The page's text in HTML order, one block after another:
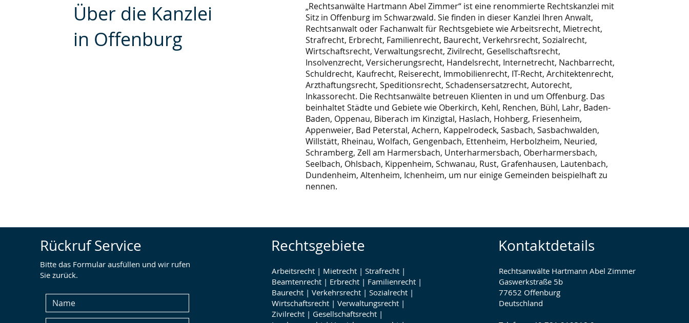
Coronavirus Recht
Kündigung während
Arbeitsunfähigkeit
Auslandseinsätze der
Mitarbeiter
Über die Kanzlei
in Offenburg
„Rechtsanwälte Hartmann Abel Zimmer“ ist eine renommierte Rechtskanzlei mit
Sitz in Offenburg im Schwarzwald. Sie finden in dieser Kanzlei Ihren Anwalt,
Rechtsanwalt oder Fachanwalt für Rechtsgebiete wie Arbeitsrecht, Mietrecht,
Strafrecht, Erbrecht, Familienrecht, Baurecht, Verkehrsrecht, Sozialrecht,
Wirtschaftsrecht, Verwaltungsrecht, Zivilrecht, Gesellschaftsrecht,
Insolvenzrecht, Versicherungsrecht, Handelsrecht, Internetrecht, Nachbarrecht,
Schuldrecht, Kaufrecht, Reiserecht, Immobilienrecht, IT-Recht, Architektenrecht,
Arzthaftungsrecht, Speditionsrecht, Schadensersatzrecht, Autorecht,
Inkassorecht. Die Rechtsanwälte betreuen Klienten in und um Offenburg. Das
beinhaltet Städte und Gebiete wie Oberkirch, Kehl, Renchen, Bühl, Lahr, Baden-
Baden, Oppenau, Biberach im Kinzigtal, Haslach, Hohberg, Friesenheim,
Appenweier, Bad Peterstal, Achern, Kappelrodeck, Sasbach, Sasbachwalden,
Willstätt, Rheinau, Wolfach, Gengenbach, Ettenheim, Herbolzheim, Neuried,
Schramberg, Zell am Harmersbach, Unterharmersbach, Oberharmersbach,
Seelbach, Ohlsbach, Kippenheim, Schwanau, Rust, Grafenhausen, Lautenbach,
Dundenheim, Altenheim, Ichenheim, um nur einige Gemeinden beispielhaft zu
nennen.
Rückruf Service
Bitte das Formular ausfüllen und wir rufen
Sie zurück.
Rechtsgebiete
Arbeitsrecht | Mietrecht |Strafrecht |
Beamtenrecht | Erbrecht | Familienrecht |
Baurecht |Verkehrsrecht |Sozialrecht |
Wirtschaftsrecht |Verwaltungsrecht |
Zivilrecht | Gesellschaftsrecht |
Kontaktdetails
Rechtsanwälte Hartmann Abel Zimmer
Gaswerkstraße 5b
77652 Offenburg
Deutschland